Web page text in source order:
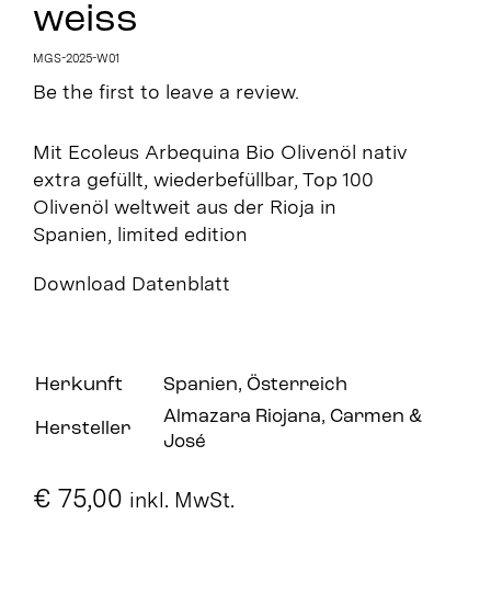
weiss
MGS-2025-W01
Be the first to leave a review.
Mit Ecoleus Arbequina Bio Olivenöl nativ
extra gefüllt, wiederbefüllbar, Top 100
Olivenöl weltweit aus der Rioja in
Spanien, limited edition
Download Datenblatt
Herkunft Spanien, Österreich
Hersteller
Almazara Riojana, Carmen &
José
€ 75,00 inkl. MwSt.